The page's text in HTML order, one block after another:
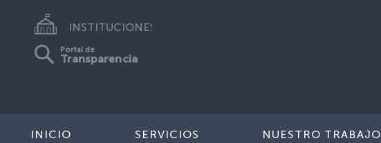
INSTITUCIONES
Portal de
Transparencia
INICIO SERVICIOS NUESTRO TRABAJO